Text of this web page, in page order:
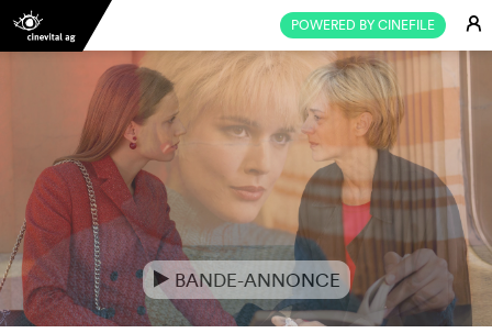
POWERED BY CINEFILE E
e BANDE-ANNONCE